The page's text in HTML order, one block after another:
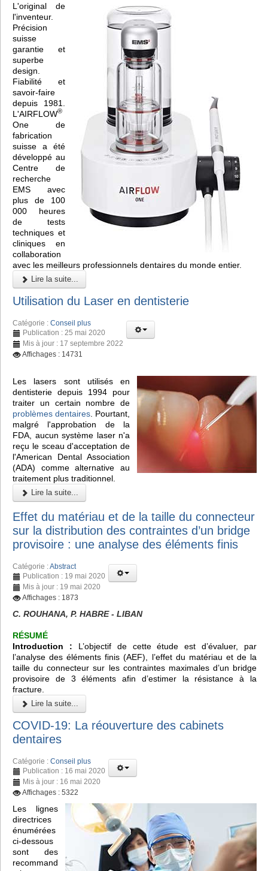
L'original de
l'inventeur.
Précision
suisse
garantie et
superbe
design.
Fiabilité et
savoir-faire
depuis 1981.
L'AIRFLOW®
One de
fabrication
suisse a été
développé au
Centre de
recherche
EMS avec
plus de 100
000 heures
de tests
techniques et
cliniques en
collaboration
avec les meilleurs professionnels dentaires du monde entier.
Lire la suite...
Utilisation du Laser en dentisterie
Catégorie : Conseil plus
Publication : 25 mai 2020
Mis à jour : 17 septembre 2022
Affichages : 14731
Les lasers sont utilisés en
dentisterie depuis 1994 pour
traiter un certain nombre de
problèmes dentaires . Pourtant,
malgré l'approbation de la
FDA, aucun système laser n'a
reçu le sceau d'acceptation de
l'American Dental Association
(ADA) comme alternative au
traitement plus traditionnel.
Lire la suite...
Effet du matériau et de la taille du connecteur
sur la distribution des contraintes d’un bridge
provisoire : une analyse des éléments finis
Catégorie :Abstract
Publication : 19 mai 2020
Mis à jour : 19 mai 2020
Affichages : 1873
C. ROUHANA, P. HABRE - LIBAN
RÉSUMÉ
Introduction : L’objectif de cette étude est d’évaluer, par
l’analyse des éléments finis (AEF), l’effet du matériau et de la
taille du connecteur sur les contraintes maximales d’un bridge
provisoire de 3 éléments afin d’estimer la résistance à la
fracture.
Lire la suite...
COVID-19: La réouverture des cabinets
dentaires
Catégorie : Conseil plus
Publication : 16 mai 2020
Mis à jour : 16 mai 2020
Affichages : 5322
Les lignes
directrices
énumérées
ci-dessous
sont des
recommand